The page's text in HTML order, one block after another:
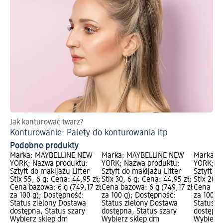
Jak konturować twarz?
Konturowanie: Palety do konturowania itp
Podobne produkty
Marka: MAYBELLINE NEW
YORK; Nazwa produktu:
Sztyft do makijażu Lifter
Stix 55, 6 g; Cena: 44,95 zł;
Cena bazowa: 6 g (749,17 zł
za 100 g); Dostępność:
Status zielony Dostawa
dostępna, Status szary
Wybierz sklep dm
Marka: MAYBELLINE NEW
YORK; Nazwa produktu:
Sztyft do makijażu Lifter
Stix 30, 6 g; Cena: 44,95 zł;
Cena bazowa: 6 g (749,17 zł
za 100 g); Dostępność:
Status zielony Dostawa
dostępna, Status szary
Wybierz sklep dm
Marka:
YORK;
Sztyft
Stix 20,
Cena
za 100
Status
Wybierz